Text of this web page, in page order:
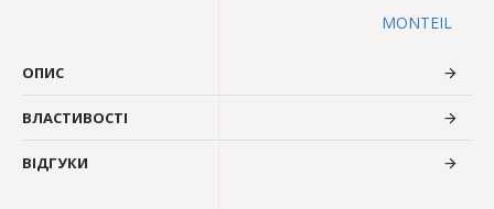
MONTEIL
ОПИС
ВЛАСТИВОСТІ
ВІДГУКИ